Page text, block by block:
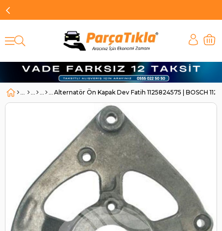
Alternatör Ön Kapak Dev Fatih 1125824575 | BOSCH